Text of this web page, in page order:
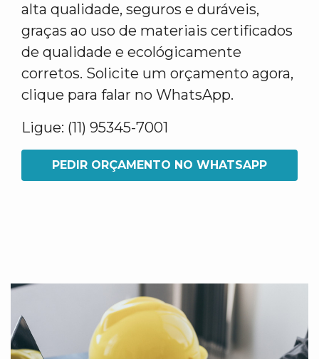
alta qualidade, seguros e duráveis,
graças ao uso de materiais certificados
de qualidade e ecológicamente
corretos. Solicite um orçamento agora,
clique para falar no WhatsApp.
Ligue: (11) 95345-7001
PEDIR ORÇAMENTO NO WHATSAPP